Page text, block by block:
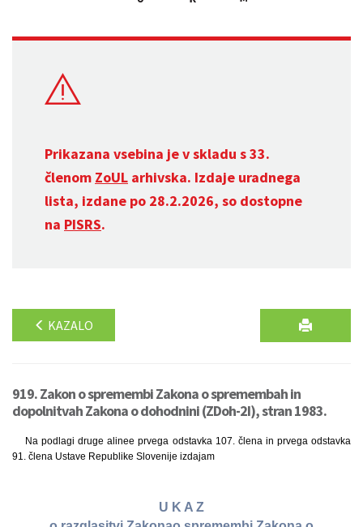
Prikazana vsebina je v skladu s 33.
členom ZoUL arhivska. Izdaje uradnega
lista, izdane po 28.2.2026, so dostopne
na PISRS.
KAZALO
919. Zakon o spremembi Zakona o spremembah in
dopolnitvah Zakona o dohodnini (ZDoh-2I), stran 1983.
Na podlagi druge alinee prvega odstavka 107. člena in prvega odstavka
91. člena Ustave Republike Slovenije izdajam
U K A Z